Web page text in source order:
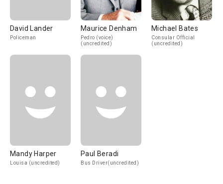
David Lander
Policeman
Maurice Denham
Pedro (voice)
(uncredited)
Michael Bates
Consular Official
(uncredited)
Mandy Harper
Louisa (uncredited)
Paul Beradi
Bus Driver(uncredited)